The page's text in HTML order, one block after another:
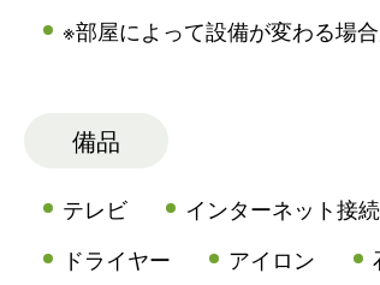
※部屋によって設備が変わる場
備品
テレビ インターネット接
ドライヤー
アイロン